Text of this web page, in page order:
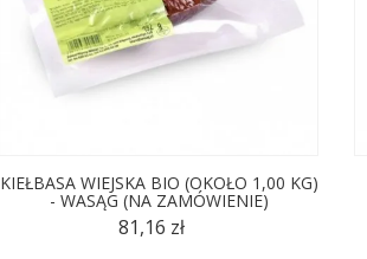
KIEŁBASA WIEJSKA BIO (OKOŁO 1,00 KG)
- WASĄG (NA ZAMÓWIENIE)
81,16 zł